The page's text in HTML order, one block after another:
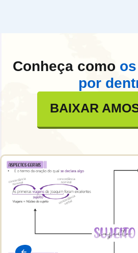
Conheça como
por
BAIXAR